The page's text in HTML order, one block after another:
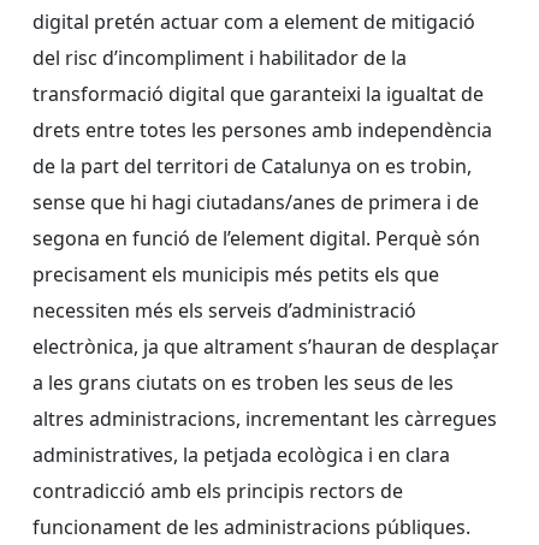
digital pretén actuar com a element de mitigació
del risc d’incompliment i habilitador de la
transformació digital que garanteixi la igualtat de
drets entre totes les persones amb independència
de la part del territori de Catalunya on es trobin,
sense que hi hagi ciutadans/anes de primera i de
segona en funció de l’element digital. Perquè són
precisament els municipis més petits els que
necessiten més els serveis d’administració
electrònica, ja que altrament s’hauran de desplaçar
a les grans ciutats on es troben les seus de les
altres administracions, incrementant les càrregues
administratives, la petjada ecològica i en clara
contradicció amb els principis rectors de
funcionament de les administracions públiques.